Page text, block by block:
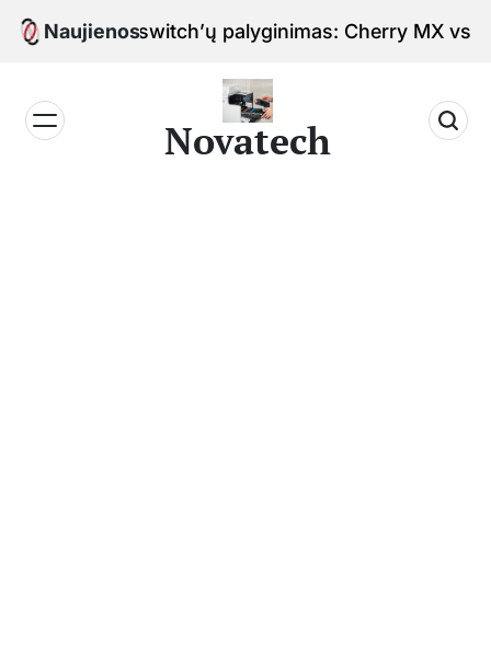
Skip
Naujienos
switch’ų palyginimas: Cherry MX vs Gateron
Novatech